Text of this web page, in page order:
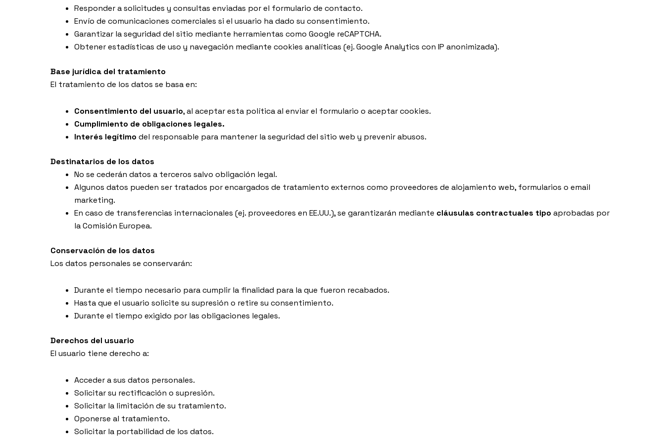
Responder a solicitudes y consultas enviadas por el formulario de contacto.
Envío de comunicaciones comerciales si el usuario ha dado su consentimiento.
Garantizar la seguridad del sitio mediante herramientas como Google reCAPTCHA.
Obtener estadísticas de uso y navegación mediante cookies analíticas (ej. Google Analytics con IP anonimizada).
Base jurídica del tratamiento
El tratamiento de los datos se basa en:
Consentimiento del usuario, al aceptar esta política al enviar el formulario o aceptar cookies.
Cumplimiento de obligaciones legales.
Interés legítimo del responsable para mantener la seguridad del sitio web y prevenir abusos.
Destinatarios de los datos
No se cederán datos a terceros salvo obligación legal.
Algunos datos pueden ser tratados por encargados de tratamiento externos como proveedores de alojamiento web, formularios o email
marketing.
En caso de transferencias internacionales (ej. proveedores en EE.UU.), se garantizarán mediante cláusulas contractuales tipo aprobadas por
la Comisión Europea.
Conservación de los datos
Los datos personales se conservarán:
Durante el tiempo necesario para cumplir la finalidad para la que fueron recabados.
Hasta que el usuario solicite su supresión o retire su consentimiento.
Durante el tiempo exigido por las obligaciones legales.
Derechos del usuario
El usuario tiene derecho a:
Acceder a sus datos personales.
Solicitar su rectificación o supresión.
Solicitar la limitación de su tratamiento.
Oponerse al tratamiento.
Solicitar la portabilidad de los datos.